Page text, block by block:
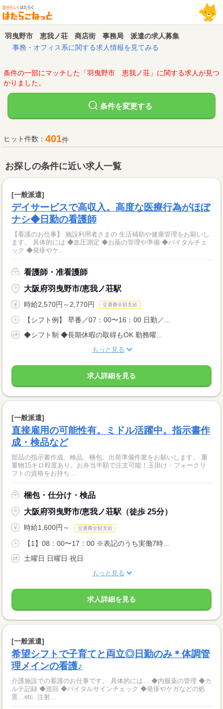
羽曳野市 恵我ノ荘 商店街 事務局 派遣の求人募集
事務・オフィス系に関する求人情報を見てみる
条件の一部にマッチした「羽曳野市 恵我ノ荘」に関する求人が見つ
かりました。
条件を変更する
ヒット件数： 401件
お探しの条件に近い求人一覧
[一般派遣]
デイサービスで高収入。高度な医療行為がほぼ
ナシ◆日勤の看護師
【看護のお仕事】 施設利用者さまの 生活補助や健康管理をお願いし
ます。 具体的には ◆血圧測定 ◆お薬の管理や準備 ◆バイタルチェ
ック ◆発疹やケ...
看護師・准看護師
大阪府羽曳野市/恵我ノ荘駅
時給2,570円～2,770円 交通費全額支給
【シフト例】 早番／07：00〜16：00 日勤／...
◆シフト制 ◆長期休暇の取得もOK 勤務曜...
もっと見る
求人詳細を見る
[一般派遣]
直接雇用の可能性有。ミドル活躍中。指示書作
成・検品など
部品の指示書作成、検品、梱包、出荷準備作業をお願いします。 重
量物15キロ程度あり。お弁当半額で注文可能！玉掛け・フォークリ
フトの資格をお持ち...
梱包・仕分け・検品
大阪府羽曳野市/恵我ノ荘駅（徒歩 25分）
時給1,600円～ 交通費全額支給
【1】08：00〜17：00 ※表記のうち実働7時...
土曜日 日曜日 祝日
もっと見る
求人詳細を見る
[一般派遣]
希望シフトで子育てと両立◎日勤のみ＊体調管
理メインの看護♪
介護施設での看護のお仕事です。 具体的には… ◆内服薬の管理 ◆カ
ルテ記録 ◆巡回 ◆バイタルサインチェック ◆発疹やケガなどの処
置…etc. 注射...